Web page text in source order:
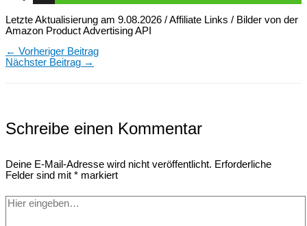
Letzte Aktualisierung am 9.08.2026 / Affiliate Links / Bilder von der
Amazon Product Advertising API
← Vorheriger Beitrag
Nächster Beitrag →
Schreibe einen Kommentar
Deine E-Mail-Adresse wird nicht veröffentlicht. Erforderliche
Felder sind mit * markiert
Hier
eingeben…